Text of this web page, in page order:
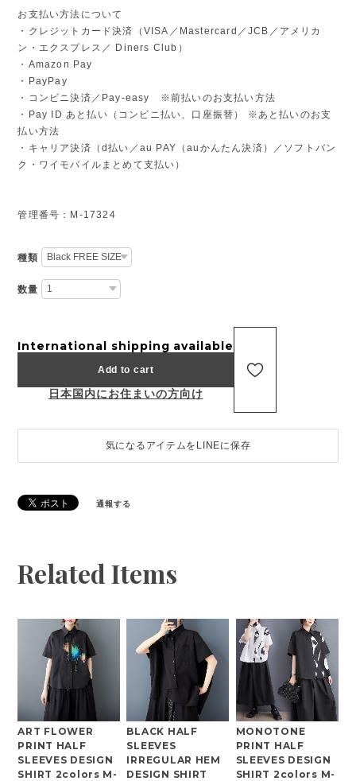
お支払い方法について
・クレジットカード決済（VISA／Mastercard／JCB／アメリカ
ン・エクスプレス／ Diners Club）
・Amazon Pay
・PayPay
・コンビニ決済／Pay-easy ※前払いのお支払い方法
・Pay ID あと払い（コンビニ払い、口座振替） ※あと払いのお支
払い方法
・キャリア決済（d払い／au PAY（auかんたん決済）／ソフトバン
ク・ワイモバイルまとめて支払い）
管理番号：M-17324
種類
数量
International shipping available
Add to cart
日本国内にお住まいの方向け
気になるアイテムをLINEに保存
通報する
Related Items
ART FLOWER
PRINT HALF
SLEEVES DESIGN
SHIRT 2colors M-
BLACK HALF
SLEEVES
IRREGULAR HEM
DESIGN SHIRT
MONOTONE
PRINT HALF
SLEEVES DESIGN
SHIRT 2colors M-